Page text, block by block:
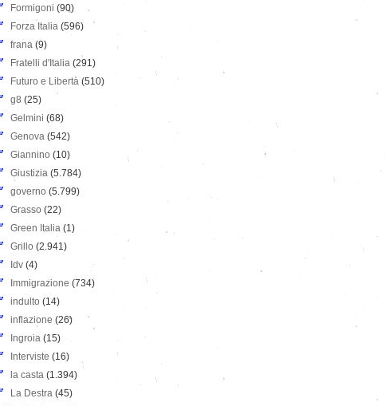
Formigoni (90)
Forza Italia (596)
frana (9)
Fratelli d'Italia (291)
Futuro e Libertà (510)
g8 (25)
Gelmini (68)
Genova (542)
Giannino (10)
Giustizia (5.784)
governo (5.799)
Grasso (22)
Green Italia (1)
Grillo (2.941)
Idv (4)
Immigrazione (734)
indulto (14)
inflazione (26)
Ingroia (15)
Interviste (16)
la casta (1.394)
La Destra (45)